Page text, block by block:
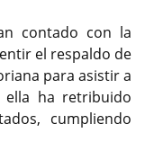
contado con la
el respaldo de
para asistir a
ella ha retribuido
cumpliendo